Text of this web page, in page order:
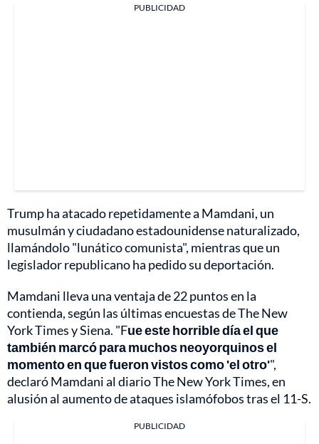
PUBLICIDAD
Trump ha atacado repetidamente a Mamdani, un
musulmán y ciudadano estadounidense naturalizado,
llamándolo "lunático comunista", mientras que un
legislador republicano ha pedido su deportación.
Mamdani lleva una ventaja de 22 puntos en la
contienda, según las últimas encuestas de The New
York Times y Siena. "Fue este horrible día el que
también marcó para muchos neoyorquinos el
momento en que fueron vistos como 'el otro'",
declaró Mamdani al diario The New York Times, en
alusión al aumento de ataques islamófobos tras el 11-S.
PUBLICIDAD